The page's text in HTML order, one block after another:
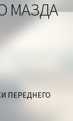
МАЗДА
ПЕРЕДНЕГО